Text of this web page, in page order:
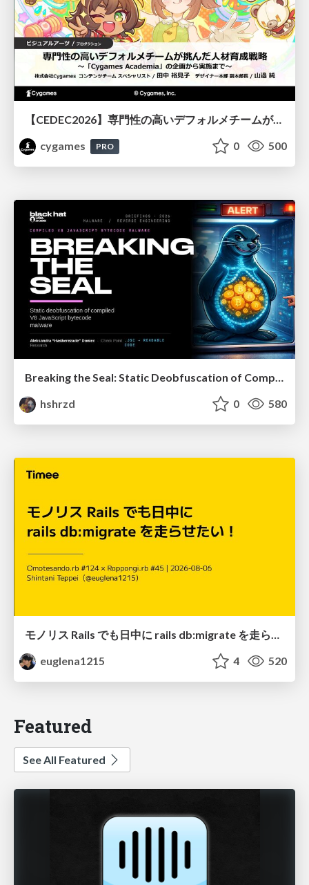
【CEDEC2026】専門性の高いデフォルメチームが挑んだ人材育成戦略 〜Cygames Academiaの企画から実施まで〜
cygames
PRO 0 500
hshrzd
0 580
モノリス Rails でも日中に rails db:migrate を走らせたい！ / Daytime rails db:migrate on Monolithic Rails!
euglena1215
4 520
Featured
See All Featured